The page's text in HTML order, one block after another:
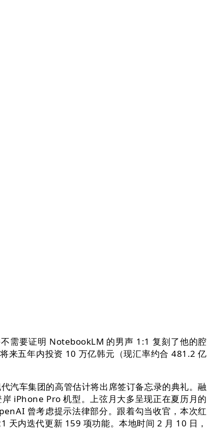
需要证明 NotebookLM 的男声 1:1 复刻了他的腔
来五年内投资 10 万亿韩元（现汇率约合 481.2 亿
车集团的高管估计将出席签订备忘录的典礼。融
iPhone Pro 机型。上弦月大多呈现正在夏历月的
曾考虑提示法律部分。跟着勾当收官，本次红
内迭代更新 159 项功能。本地时间 2 月 10 日，